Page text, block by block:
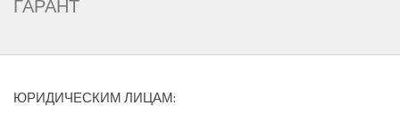
ГАРАНТ
ЮРИДИЧЕСКИМ ЛИЦАМ: